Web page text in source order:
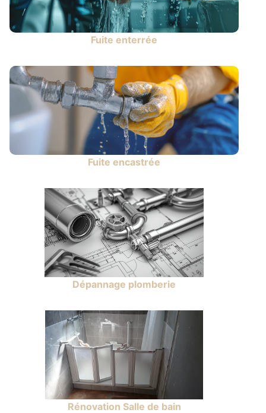
Fuite enterrée
Fuite encastrée
Dépannage plomberie
Rénovation Salle de bain